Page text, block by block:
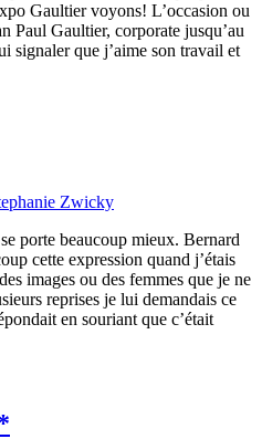
Gaultier voyons! L’occasion ou
Paul Gaultier, corporate jusqu’au
signaler que j’aime son travail et
Zwicky
porte beaucoup mieux. Bernard
cette expression quand j’étais
images ou des femmes que je ne
reprises je lui demandais ce
en souriant que c’était